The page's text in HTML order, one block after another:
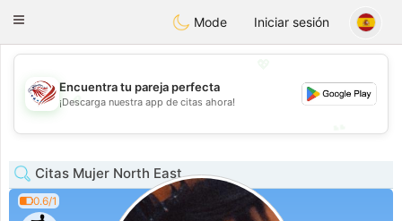
StatesDating
Toggle
Mode Iniciar sesión
💖
💕
Encuentra tu pareja perfecta
¡Descarga nuestra app de citas ahora!
Citas Mujer North East
0.6/1